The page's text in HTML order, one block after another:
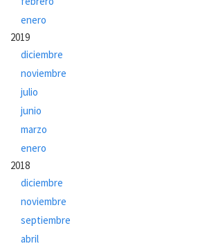
enero
2019
diciembre
noviembre
julio
junio
marzo
enero
2018
diciembre
noviembre
septiembre
abril